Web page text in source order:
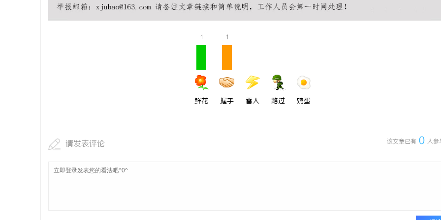
1
鲜花
1
握手 雷人 路过 鸡蛋
该文章已有 0 人参
请发表评论